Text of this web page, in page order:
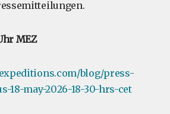
MEZ
blog/press-
18-may-2026-18-30-hrs-cet